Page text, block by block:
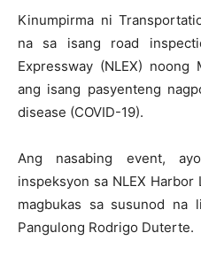
Kinumpirma ni
na sa isang road
Expressway (NLEX) noong
ang isang pasyenteng
disease (COVID-19).
Ang nasabing event,
inspeksyon sa NLEX Harbor
magbukas sa susunod na
Pangulong Rodrigo Duterte.